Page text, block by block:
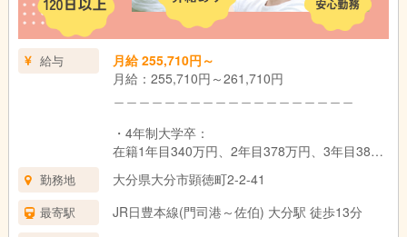
昇給：年1回 （法人内規程による）
賞与：年2回（基本給3ヵ月分） ※初年度は1.5
ヵ月✨令和6年度は夏に業績連動賞与 一律14万
円、年度末に年度末賞与1.0か月分支給実績あり
給与
月給 255,710円～
月給：255,710円～261,710円
・4年制大学卒：
在籍1年目340万円、2年目378万円、3年目382
・3年制短大・専門卒：
在籍1年目336万円、2年目366万円、3年目378
勤務地 大分県大分市顕徳町2-2-41
最寄駅 JR日豊本線(門司港～佐伯) 大分駅 徒歩13分